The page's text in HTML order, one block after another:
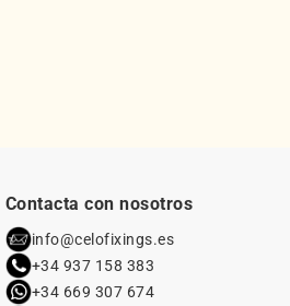
Contacta con nosotros
info@celofixings.es
+34 937 158 383
+34 669 307 674